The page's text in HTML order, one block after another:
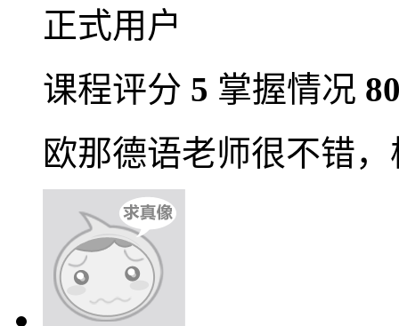
正式用户
课程评分 5 掌握情况
欧那德语老师很不错